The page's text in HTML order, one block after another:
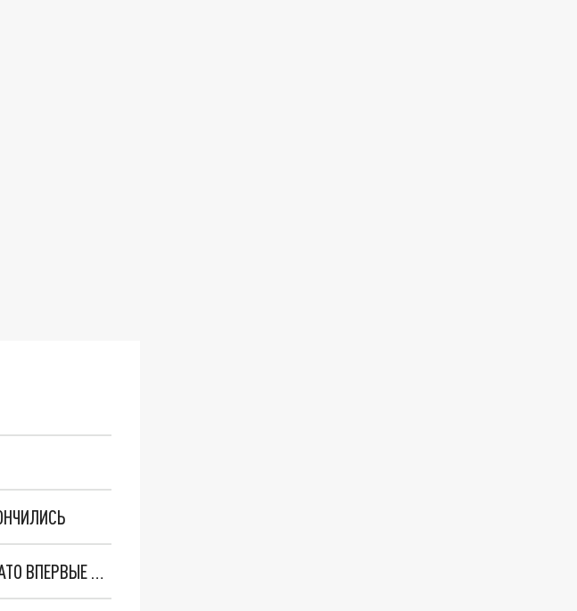
"ОЧЕНЬ ПЛОХИЕ НОВОСТИ": БОЛЬШАЯ ОШИБКА PALANTIR В РОССИИ. СТРАНЫ НАТО ВПЕРВЫЕ ЗА СВО ОСТАНОВИЛИ ПОСТАВКИ ОРУЖИЯ. ВСУ ТЕРЯЮТ ПРИГРАНИЧЬЕ?